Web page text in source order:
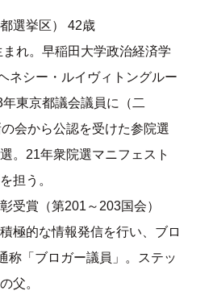
選挙区） 42歳
れ。早稲田大学政治経済学
ネシー・ルイヴィトングルー
東京都議会議員に（二
会から公認を受けた参院選
。21年衆院選マニフェスト
担う。
受賞（第201～203国会）
極的な情報発信を行い、ブロ
称「ブロガー議員」。ステッ
父。